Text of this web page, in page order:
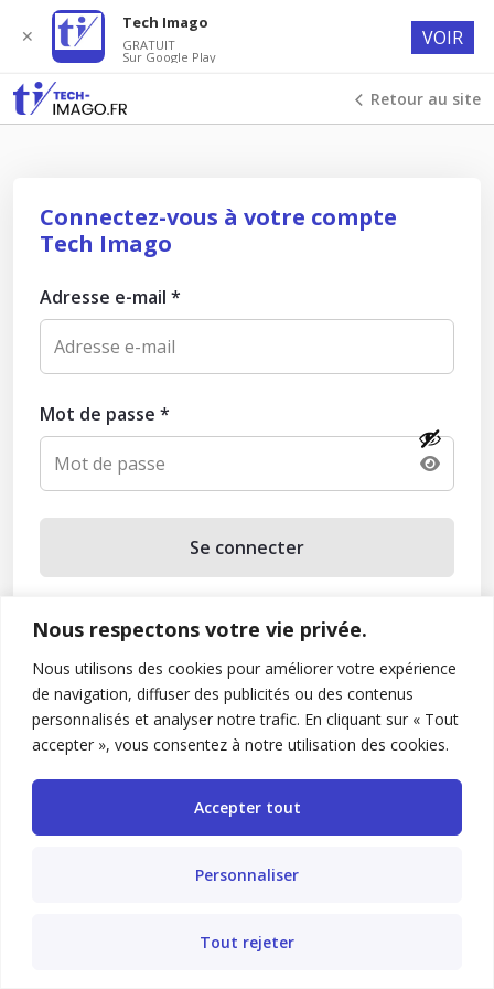
Nous respectons votre vie privée.
Nous utilisons des cookies pour améliorer votre expérience
de navigation, diffuser des publicités ou des contenus
personnalisés et analyser notre trafic. En cliquant sur « Tout
accepter », vous consentez à notre utilisation des cookies.
Personnaliser
Tout rejeter
Accepter tout
Retour au site
Connectez-vous à votre compte
Tech Imago
Adresse e-mail *
Mot de passe *
Se connecter
Mot de passe oublié ?
Vous n’avez pas de compte ? Inscrivez-vous
✕
Tech Imago
GRATUIT
Sur Google Play
VOIR